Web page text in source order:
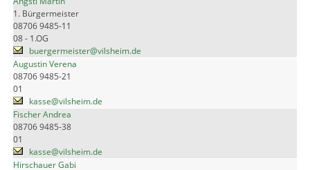
1. Bürgermeister
08706 9485-11
08 - 1.OG
buergermeister@vilsheim.de
Augustin Verena
08706 9485-21
01
kasse@vilsheim.de
Fischer Andrea
08706 9485-38
01
kasse@vilsheim.de
Hirschauer Gabi